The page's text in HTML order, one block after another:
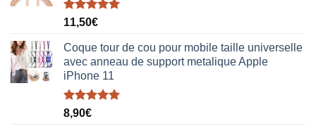
Note5.00
11,50€
Coque tour de cou pour mobile taille universelle
avec anneau de support metalique Apple
iPhone 11
Note5.00
8,90€